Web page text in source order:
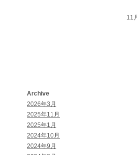
Archive
2026年3月
2025年11月
2025年1月
2024年10月
2024年9月
11